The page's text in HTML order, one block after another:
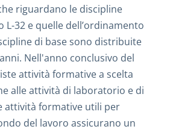
riguardano le discipline
L-32 e quelle dell’ordinamento
di base sono distribuite
Nell'anno conclusivo del
attività formative a scelta
alle attività di laboratorio e di
attività formative utili per
del lavoro assicurano un